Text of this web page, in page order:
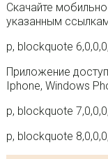
Скачайте
указанным
p, blockquote
Приложение
Iphone, Windows
p, blockquote
p, blockquote